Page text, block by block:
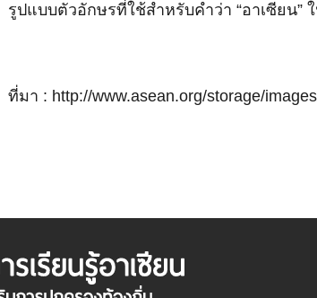
รูปแบบตัวอักษรที่ใช้สำหรับคำว่า “อาเซียน”
ที่มา : http://www.asean.org/storage/